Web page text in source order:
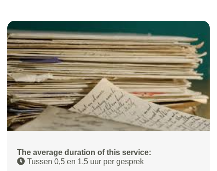
The average duration of this service:
Tussen 0,5 en 1,5 uur per gesprek